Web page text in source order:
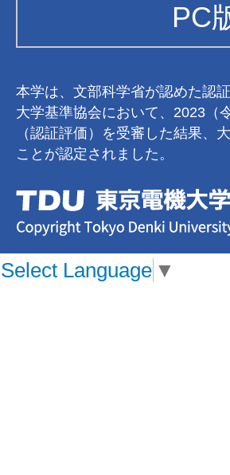
PC
本学は、文部科学省が認めた認
大学基準協会において、2023（
（認証評価）を受審した結果、
ことが認定されました。
Select Language ▼